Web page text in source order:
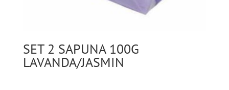
SET 2 SAPUNA 100G
LAVANDA/JASMIN